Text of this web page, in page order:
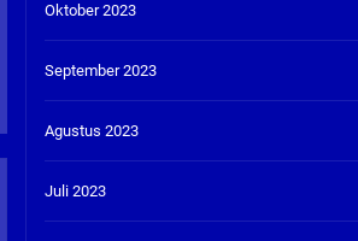
Oktober 2023
September 2023
Agustus 2023
Juli 2023